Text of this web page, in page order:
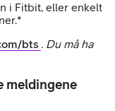
i Fitbit, eller enkelt
bts . Du må ha
meldingene